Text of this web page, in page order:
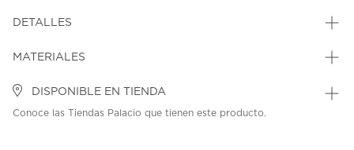
DETALLES
MATERIALES
DISPONIBLE EN TIENDA
Conoce las Tiendas Palacio que tienen este producto.